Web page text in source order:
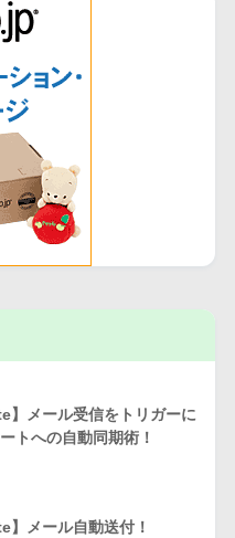
】メール受信をトリガーに
トへの自動同期術！
】メール自動送付！